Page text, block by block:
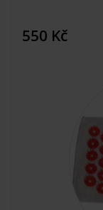
550 Kč